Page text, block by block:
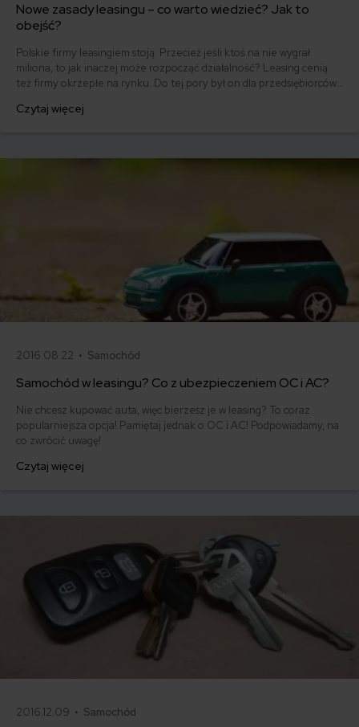
Nowe zasady leasingu – co warto wiedzieć? Jak to
obejść?
Polskie firmy leasingiem stoją. Przecież jeśli ktoś na nie wygrał
miliona, to jak inaczej może rozpocząć działalność? Leasing cenią
też firmy okrzepłe na rynku. Do tej pory był on dla przedsiębiorców
ale samochód lub inny środek trwały. Jednak od tego roku w
Czytaj więcej
2016.08.22 • Samochód
Samochód w leasingu? Co z ubezpieczeniem OC i AC?
Nie chcesz kupować auta, więc bierzesz je w leasing? To coraz
popularniejsza opcja! Pamiętaj jednak o OC i AC! Podpowiadamy, na
co zwrócić uwagę!
Czytaj więcej
2016.12.09 • Samochód